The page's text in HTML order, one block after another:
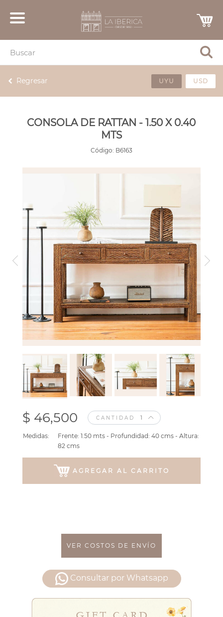
Regresar UYU USD
CONSOLA DE RATTAN - 1.50 X 0.40
MTS
Código: B6163
$ 46,500 CANTIDAD
Medidas:
Frente: 1.50 mts - Profundidad: 40 cms - Altura:
82 cms
AGREGAR AL CARRITO
VER COSTOS DE ENVÍO
Consultar por Whatsapp